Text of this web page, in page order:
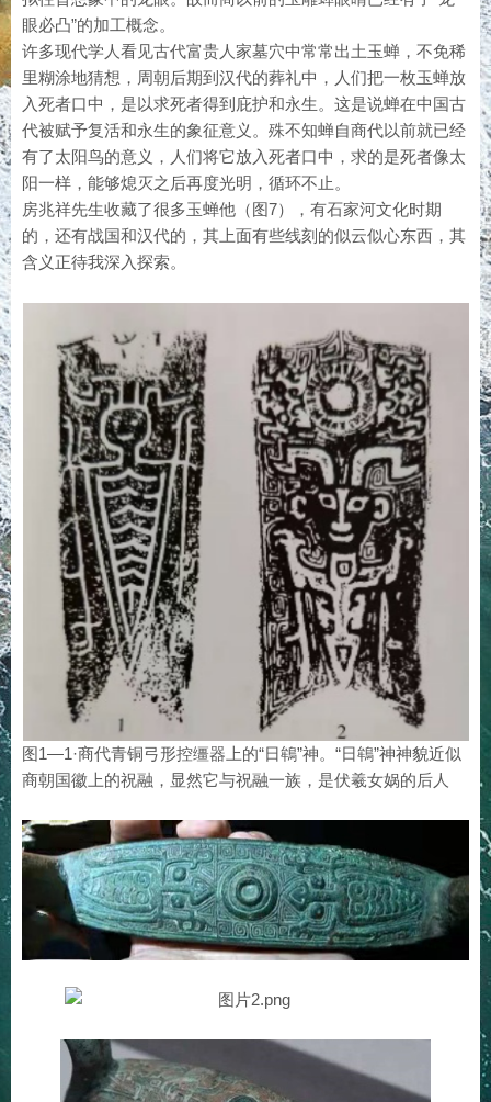
眼必凸”的加工概念。
许多现代学人看见古代富贵人家墓穴中常常出土玉蝉，不免稀
里糊涂地猜想，周朝后期到汉代的葬礼中，人们把一枚玉蝉放
入死者口中，是以求死者得到庇护和永生。这是说蝉在中国古
代被赋予复活和永生的象征意义。殊不知蝉自商代以前就已经
有了太阳鸟的意义，人们将它放入死者口中，求的是死者像太
阳一样，能够熄灭之后再度光明，循环不止。
房兆祥先生收藏了很多玉蝉他（图7），有石家河文化时期
的，还有战国和汉代的，其上面有些线刻的似云似心东西，其
含义正待我深入探索。
图1—1·商代青铜弓形控缰器上的“日鴾”神。“日鴾”神神貌近似
商朝国徽上的祝融，显然它与祝融一族，是伏羲女娲的后人